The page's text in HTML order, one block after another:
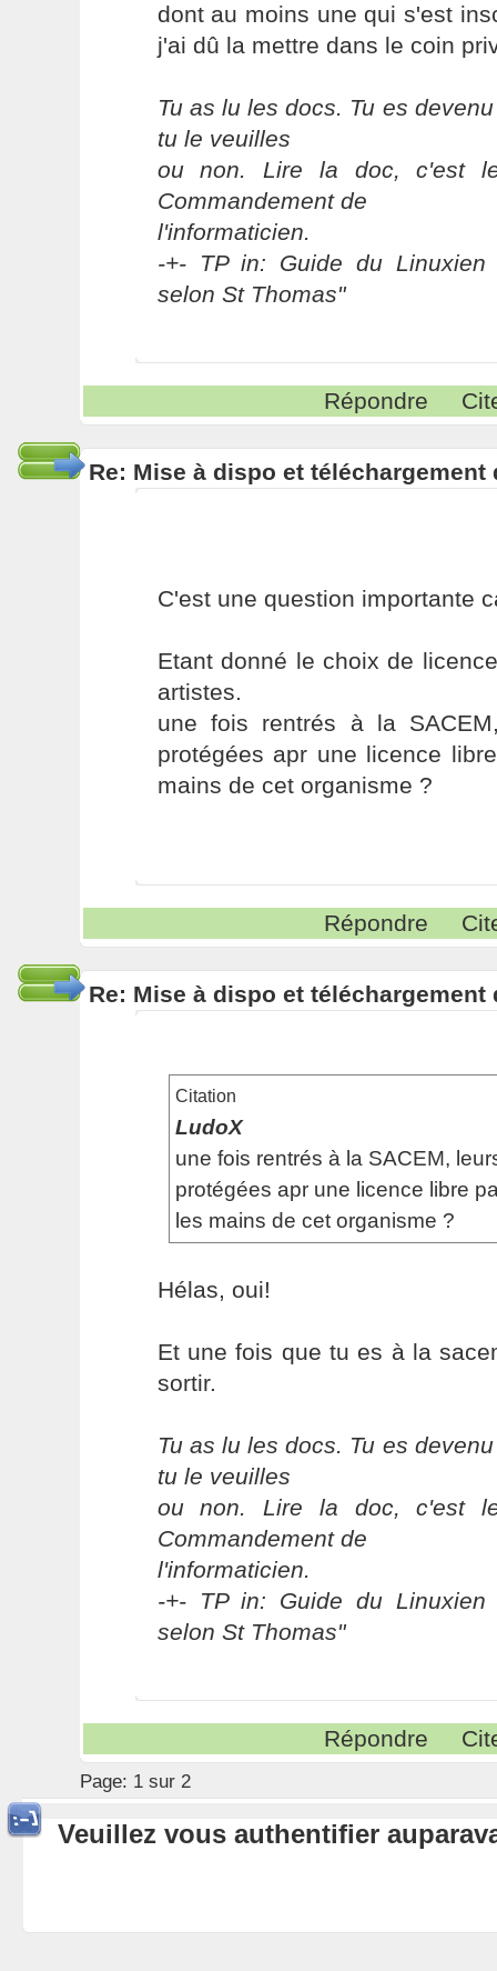
dont au moins une qui s'est
j'ai dû la mettre dans le coin
Tu as lu les docs. Tu es
tu le veuilles
ou non. Lire la doc, c'est
Commandement de
l'informaticien.
-+- TP in: Guide du Linuxien
selon St Thomas"
Répondre
Re: Mise à dispo et
C'est une question importante
Etant donné le choix de
artistes.
une fois rentrés à la
protégées apr une licence
mains de cet organisme ?
Répondre
Re: Mise à dispo et
Citation
LudoX
une fois rentrés à la SACEM,
protégées apr une licence libre
les mains de cet organisme ?
Hélas, oui!
Et une fois que tu es à la
sortir.
Tu as lu les docs. Tu es
tu le veuilles
ou non. Lire la doc, c'est
Commandement de
l'informaticien.
-+- TP in: Guide du Linuxien
selon St Thomas"
Répondre
Page: 1 sur 2
Veuillez vous authentifier